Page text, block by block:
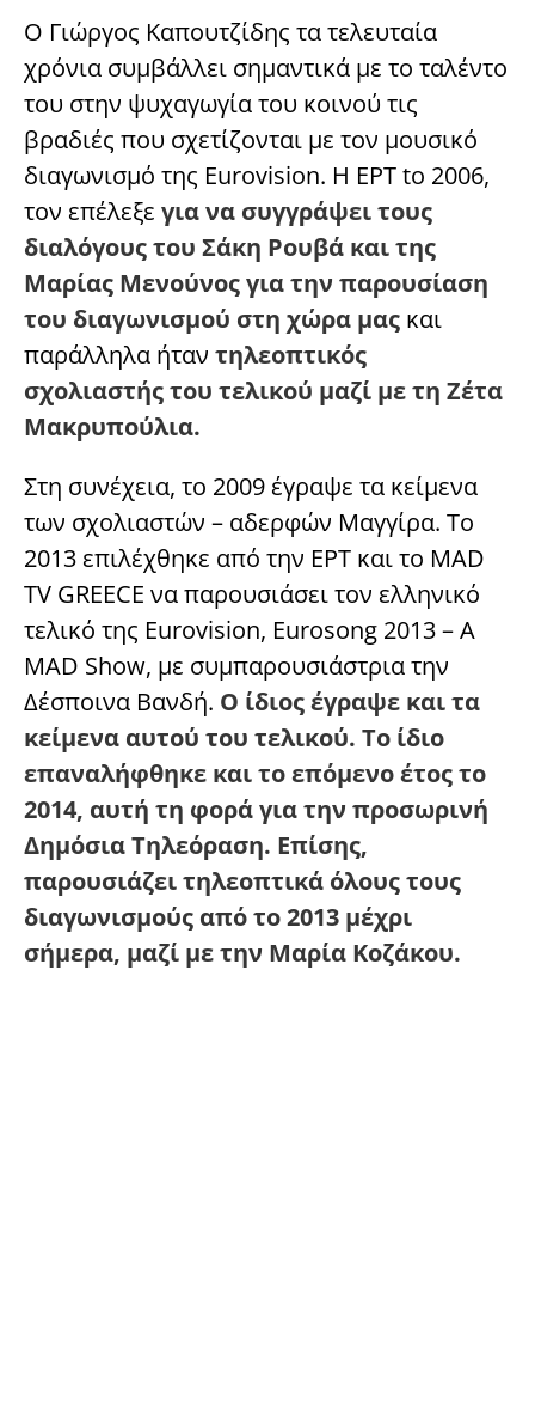
Ο Γιώργος Καπουτζίδης τα τελευταία
χρόνια συμβάλλει σημαντικά με το ταλέντο
του στην ψυχαγωγία του κοινού τις
βραδιές που σχετίζονται με τον μουσικό
διαγωνισμό της Eurovision. Η ΕΡΤ to 2006,
τον επέλεξε για να συγγράψει τους
διαλόγους του Σάκη Ρουβά και της
Μαρίας Μενούνος για την παρουσίαση
του διαγωνισμού στη χώρα μας και
παράλληλα ήταν τηλεοπτικός
σχολιαστής του τελικού μαζί με τη Ζέτα
Μακρυπούλια.
Στη συνέχεια, το 2009 έγραψε τα κείμενα
των σχολιαστών – αδερφών Μαγγίρα. Το
2013 επιλέχθηκε από την ΕΡΤ και το MAD
TV GREECE να παρουσιάσει τον ελληνικό
τελικό της Eurovision, Eurosong 2013 – A
MAD Show, με συμπαρουσιάστρια την
Δέσποινα Βανδή. Ο ίδιος έγραψε και τα
κείμενα αυτού του τελικού. Το ίδιο
επαναλήφθηκε και το επόμενο έτος το
2014, αυτή τη φορά για την προσωρινή
Δημόσια Τηλεόραση. Επίσης,
παρουσιάζει τηλεοπτικά όλους τους
διαγωνισμούς από το 2013 μέχρι
σήμερα, μαζί με την Μαρία Κοζάκου.